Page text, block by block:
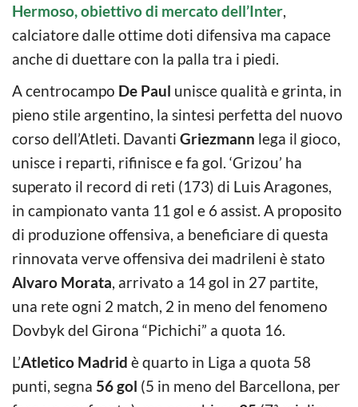
Hermoso, obiettivo di mercato dell’Inter,
calciatore dalle ottime doti difensiva ma capace
anche di duettare con la palla tra i piedi.
A centrocampo De Paul unisce qualità e grinta, in
pieno stile argentino, la sintesi perfetta del nuovo
corso dell’Atleti. Davanti Griezmann lega il gioco,
unisce i reparti, rifinisce e fa gol. ‘Grizou’ ha
superato il record di reti (173) di Luis Aragones,
in campionato vanta 11 gol e 6 assist. A proposito
di produzione offensiva, a beneficiare di questa
rinnovata verve offensiva dei madrileni è stato
Alvaro Morata, arrivato a 14 gol in 27 partite,
una rete ogni 2 match, 2 in meno del fenomeno
Dovbyk del Girona “Pichichi” a quota 16.
L’Atletico Madrid è quarto in Liga a quota 58
punti, segna 56 gol (5 in meno del Barcellona, per